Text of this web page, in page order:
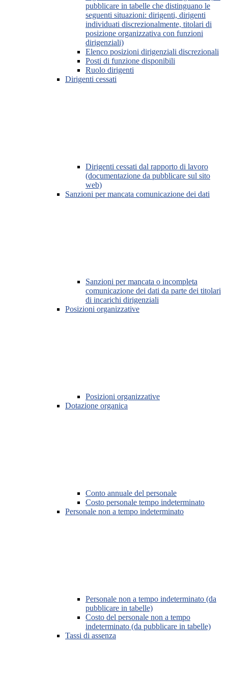
pubblicare in tabelle che distinguano le
seguenti situazioni: dirigenti, dirigenti
individuati discrezionalmente, titolari di
posizione organizzativa con funzioni
dirigenziali)
Elenco posizioni dirigenziali discrezionali
Posti di funzione disponibili
Ruolo dirigenti
Dirigenti cessati
Dirigenti cessati dal rapporto di lavoro
(documentazione da pubblicare sul sito
web)
Sanzioni per mancata comunicazione dei dati
Sanzioni per mancata o incompleta
comunicazione dei dati da parte dei titolari
di incarichi dirigenziali
Posizioni organizzative
Posizioni organizzative
Dotazione organica
Conto annuale del personale
Costo personale tempo indeterminato
Personale non a tempo indeterminato
Personale non a tempo indeterminato (da
pubblicare in tabelle)
Costo del personale non a tempo
indeterminato (da pubblicare in tabelle)
Tassi di assenza